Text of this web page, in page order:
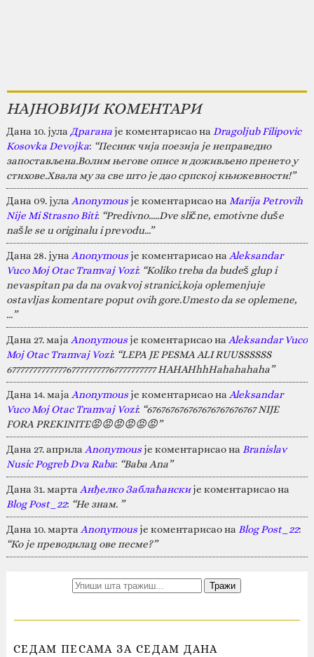
НАЈНОВИЈИ КОМЕНТАРИ
Дана 10. јула Драганаје коментарисао на Dragoljub Filipovic
Kosovka Devojka: “Песник чија поезија је неправедно
запостављена.Волим његове описе и доживљено пренето у
стихове.Хвала му за све што је дао српској књижевности!”
Дана 09. јула Anonymousје коментарисао на Marija Petrovih
Nije Mi Strasno Biti: “Predivno.....Dve slične, emotivne duše
našle se u originalu i prevodu...”
Дана 28. јуна Anonymousје коментарисао на Aleksandar
Vuco Moj Otac Tramvaj Vozi: “Koliko treba da budeš glup i
nevaspitan pa da na ovakvoj stranici,koja oplemenjuje
ostavljas komentare poput ovih gore.Umesto da se oplemene,
…”
Дана 27. маја Anonymousје коментарисао на Aleksandar Vuco
Moj Otac Tramvaj Vozi: “LEPA JE PESMA ALI RUUSSSSSS
67777777777777677777777767777777777 HAHAHhhHahahahaha”
Дана 14. маја Anonymousје коментарисао на Aleksandar
Vuco Moj Otac Tramvaj Vozi: “676767676767676767676767 NIJE
FORA PREKINITE😡😡😡😡😡😡”
Дана 27. априла Anonymousје коментарисао на Branislav
Nusic Pogreb Dva Raba: “Baba Ana”
Дана 31. марта Анђелко Заблаћанскије коментарисао на
Blog Post_22: “Не знам. ”
Дана 10. марта Anonymousје коментарисао на Blog Post_22:
“Ко је преводилац ове песме?”
СЕДАМ ПЕСАМА ЗА СЕДАМ ДАНА